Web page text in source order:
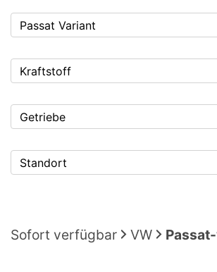
Passat Variant
Kraftstoff
Getriebe
Standort
Sofort verfügbar VW